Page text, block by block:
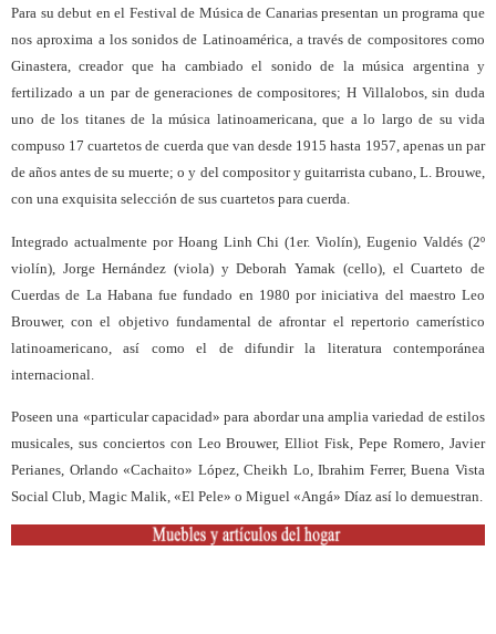
Para su debut en el Festival de Música de Canarias presentan un programa que
nos aproxima a los sonidos de Latinoamérica, a través de compositores como
Ginastera, creador que ha cambiado el sonido de la música argentina y
fertilizado a un par de generaciones de compositores; H Villalobos, sin duda
uno de los titanes de la música latinoamericana, que a lo largo de su vida
compuso 17 cuartetos de cuerda que van desde 1915 hasta 1957, apenas un par
de años antes de su muerte; o y del compositor y guitarrista cubano, L. Brouwe,
con una exquisita selección de sus cuartetos para cuerda.
Integrado actualmente por Hoang Linh Chi (1er. Violín), Eugenio Valdés (2º
violín), Jorge Hernández (viola) y Deborah Yamak (cello), el Cuarteto de
Cuerdas de La Habana fue fundado en 1980 por iniciativa del maestro Leo
Brouwer, con el objetivo fundamental de afrontar el repertorio camerístico
latinoamericano, así como el de difundir la literatura contemporánea
internacional.
Poseen una «particular capacidad» para abordar una amplia variedad de estilos
musicales, sus conciertos con Leo Brouwer, Elliot Fisk, Pepe Romero, Javier
Perianes, Orlando «Cachaito» López, Cheikh Lo, Ibrahim Ferrer, Buena Vista
Social Club, Magic Malik, «El Pele» o Miguel «Angá» Díaz así lo demuestran.